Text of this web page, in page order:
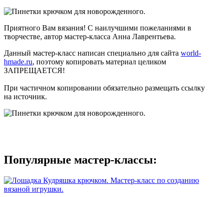
Приятного Вам вязания! С наилучшими пожеланиями в
творчестве, автор мастер-класса Анна Лаврентьева.
Данный мастер-класс написан специально для сайта world-
hmade.ru, поэтому копировать материал целиком
ЗАПРЕЩАЕТСЯ!
При частичном копировании обязательно размещать ссылку
на источник.
Популярные мастер-классы: